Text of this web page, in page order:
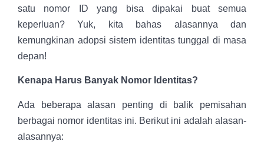
satu nomor ID yang bisa dipakai buat semua
keperluan? Yuk, kita bahas alasannya dan
kemungkinan adopsi sistem identitas tunggal di masa
depan!
Kenapa Harus Banyak Nomor Identitas?
Ada beberapa alasan penting di balik pemisahan
berbagai nomor identitas ini. Berikut ini adalah alasan-
alasannya: